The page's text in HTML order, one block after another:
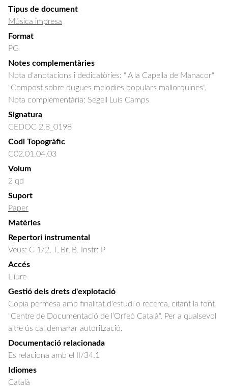
Tipus de document
Música impresa
Format
PG
Notes complementàries
Nota d'anotacions i dedicatòries: " A la Capella de Manacor"
"Compost sobre dugues melodies populars mallorquines".
Nota complementària: Segell Luis Camps
Signatura
CEDOC 2.8_0198
Codi Topogràfic
C02.01.04.03
Volum
2 qd
Suport
Paper
Matèries
Repertori instrumental
Veus: C 1/2, T, Br, B. Instr: P
Accés
Lliure
Gestió dels drets d'explotació
Còpia permesa amb finalitat d'estudi o recerca, citant la font
"Centre de Documentació de l’Orfeó Català". Per a qualsevol
altre ús cal demanar autorització.
Documentació relacionada
Es relaciona amb el II/34.1
Idiomes
Català